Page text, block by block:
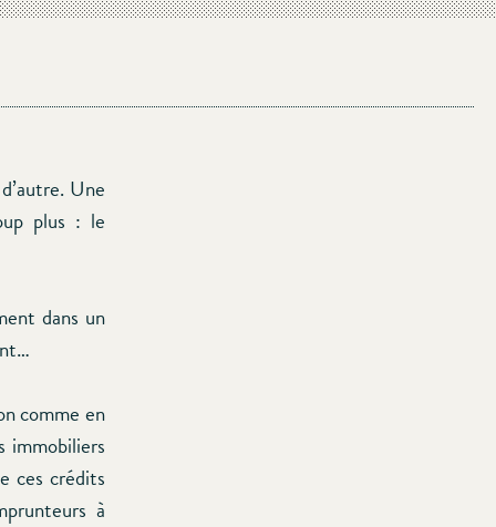
Une
plus : le
dans un
comme en
immobiliers
ces crédits
à